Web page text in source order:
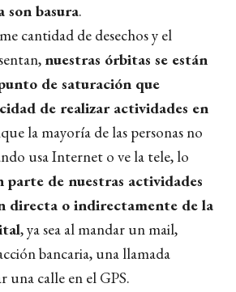
son basura.
cantidad de desechos y el
nuestras órbitas se están
de saturación que
de realizar actividades en
la mayoría de las personas no
usa Internet o ve la tele, lo
parte de nuestras actividades
directa o indirectamente de la
, ya sea al mandar un mail,
bancaria, una llamada
una calle en el GPS.